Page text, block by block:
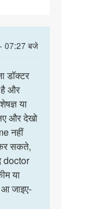
07:27 बजे
डॉक्टर
है और
या
और देखो
नहीं
सकते,
doctor
या
जाइए-